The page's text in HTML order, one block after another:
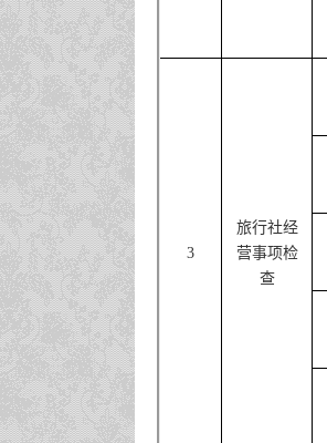
3
旅行社经
营事项检
查